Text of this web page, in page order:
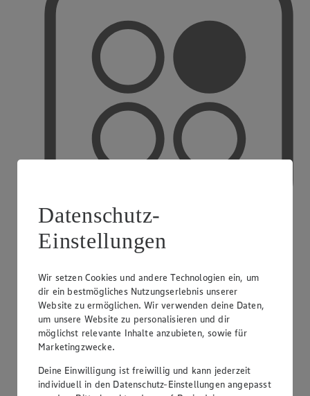
Datenschutz-
Einstellungen
Wir setzen Cookies und andere Technologien ein, um
dir ein bestmögliches Nutzungserlebnis unserer
Website zu ermöglichen. Wir verwenden deine Daten,
um unsere Website zu personalisieren und dir
möglichst relevante Inhalte anzubieten, sowie für
Marketingzwecke.
Deine Einwilligung ist freiwillig und kann jederzeit
individuell in den Datenschutz-Einstellungen angepasst